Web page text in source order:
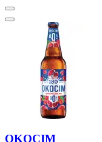
OKOCIM